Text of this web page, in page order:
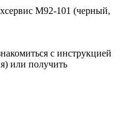
М92-101 (черный,
с инструкцией
или получить